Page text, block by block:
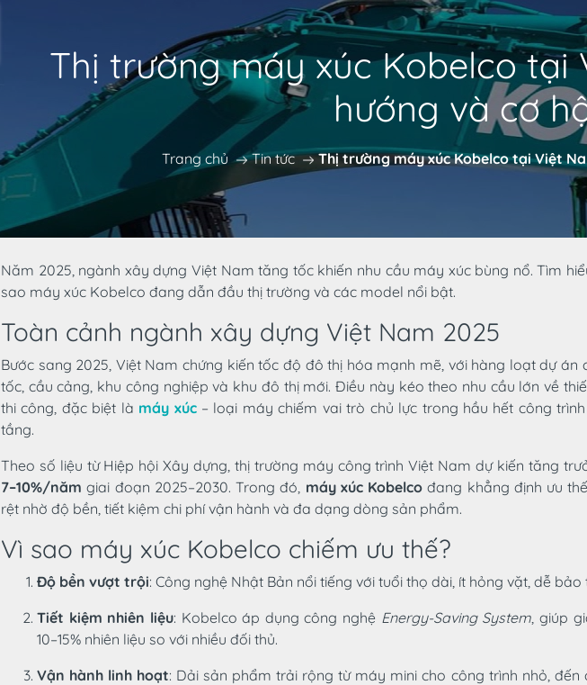
Thị trường máy xúc Kobelco tại
hướng và cơ
Trang chủ Tin tức Thị trường máy xúc Kobelco tại Việt
Năm 2025, ngành xây dựng Việt Nam tăng tốc khiến nhu cầu máy xúc bùng nổ. Tìm
sao máy xúc Kobelco đang dẫn đầu thị trường và các model nổi bật.
Toàn cảnh ngành xây dựng Việt Nam 2025
Bước sang 2025, Việt Nam chứng kiến tốc độ đô thị hóa mạnh mẽ, với hàng loạt dự án
tốc, cầu cảng, khu công nghiệp và khu đô thị mới. Điều này kéo theo nhu cầu lớn về
thi công, đặc biệt là máy xúc– loại máy chiếm vai trò chủ lực trong hầu hết công
tầng.
Theo số liệu từ Hiệp hội Xây dựng, thị trường máy công trình Việt Nam dự kiến tăng
7–10%/năm giai đoạn 2025–2030. Trong đó, máy xúc Kobelco đang khẳng định ưu
rệt nhờ độ bền, tiết kiệm chi phí vận hành và đa dạng dòng sản phẩm.
Vì sao máy xúc Kobelco chiếm ưu thế?
Độ bền vượt trội: Công nghệ Nhật Bản nổi tiếng với tuổi thọ dài, ít hỏng vặt, dễ bảo
Tiết kiệm nhiên liệu: Kobelco áp dụng công nghệ Energy-Saving System, giúp
10–15% nhiên liệu so với nhiều đối thủ.
Vận hành linh hoạt: Dải sản phẩm trải rộng từ máy mini cho công trình nhỏ, đến